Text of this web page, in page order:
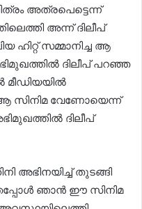
അത്രപെട്ടെന്ന്
അന്ന് ദിലീപ്
ഹിറ്റ് സമ്മാനിച്ച ആ
ദിലീപ് പറഞ്ഞ
സിനിമ വേണോയെന്ന്
ദിലീപ്
അഭിനയിച്ച് തുടങ്ങി
ഞാൻ ഈ സിനിമ